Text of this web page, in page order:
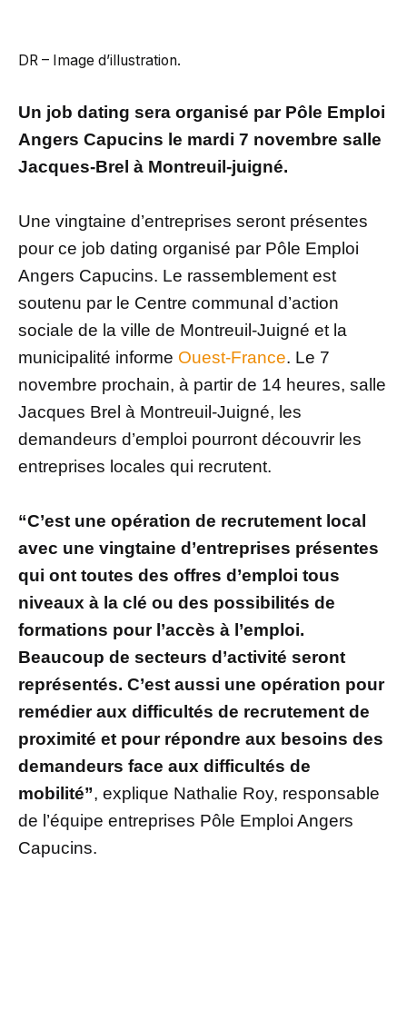
DR – Image d’illustration.
Un job dating sera organisé par Pôle Emploi
Angers Capucins le mardi 7 novembre salle
Jacques-Brel à Montreuil-juigné.
Une vingtaine d’entreprises seront présentes
pour ce job dating organisé par Pôle Emploi
Angers Capucins. Le rassemblement est
soutenu par le Centre communal d’action
sociale de la ville de Montreuil-Juigné et la
municipalité informe Ouest-France. Le 7
novembre prochain, à partir de 14 heures, salle
Jacques Brel à Montreuil-Juigné, les
demandeurs d’emploi pourront découvrir les
entreprises locales qui recrutent.
“C’est une opération de recrutement local
avec une vingtaine d’entreprises présentes
qui ont toutes des offres d’emploi tous
niveaux à la clé ou des possibilités de
formations pour l’accès à l’emploi.
Beaucoup de secteurs d’activité seront
représentés. C’est aussi une opération pour
remédier aux difficultés de recrutement de
proximité et pour répondre aux besoins des
demandeurs face aux difficultés de
mobilité”, explique Nathalie Roy, responsable
de l’équipe entreprises Pôle Emploi Angers
Capucins.